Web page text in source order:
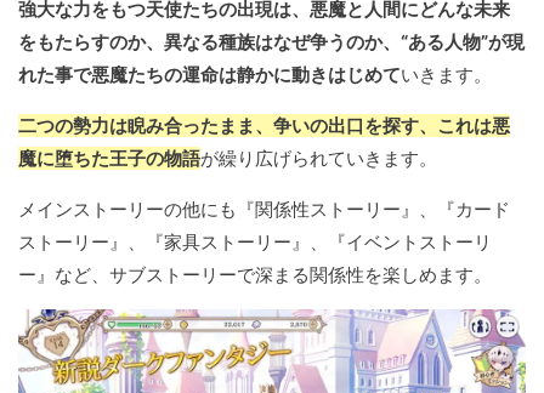
強大な力をもつ天使たちの出現は、悪魔と人間にどんな未来
をもたらすのか、異なる種族はなぜ争うのか、“ある人物”が現
れた事で悪魔たちの運命は静かに動きはじめていきます。
二つの勢力は睨み合ったまま、争いの出口を探す、これは悪
魔に堕ちた王子の物語が繰り広げられていきます。
メインストーリーの他にも『関係性ストーリー』、『カード
ストーリー』、『家具ストーリー』、『イベントストーリ
ー』など、サブストーリーで深まる関係性を楽しめます。